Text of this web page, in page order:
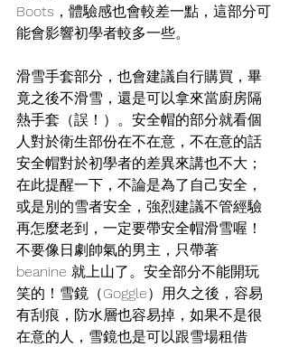
Boots，體驗感也會較差一點，這部分可
能會影響初學者較多一些。
滑雪手套部分，也會建議自行購買，畢
竟之後不滑雪，還是可以拿來當廚房隔
熱手套（誤！）。安全帽的部分就看個
人對於衛生部份在不在意，不在意的話
安全帽對於初學者的差異來講也不大；
在此提醒一下，不論是為了自己安全，
或是別的雪者安全，強烈建議不管經驗
再怎麼老到，一定要帶安全帽滑雪喔！
不要像日劇帥氣的男主，只帶著
beanine 就上山了。安全部分不能開玩
笑的！雪鏡（Goggle）用久之後，容易
有刮痕，防水層也容易掉，如果不是很
在意的人，雪鏡也是可以跟雪場租借